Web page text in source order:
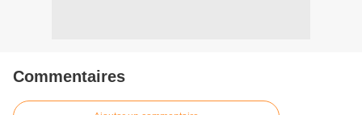
Commentaires